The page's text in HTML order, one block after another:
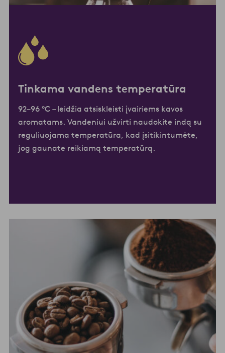
Tinkama vandens temperatūra
92–96 °C – leidžia atsiskleisti įvairiems kavos
aromatams. Vandeniui užvirti naudokite indą su
reguliuojama temperatūra, kad įsitikintumėte,
jog gaunate reikiamą temperatūrą.